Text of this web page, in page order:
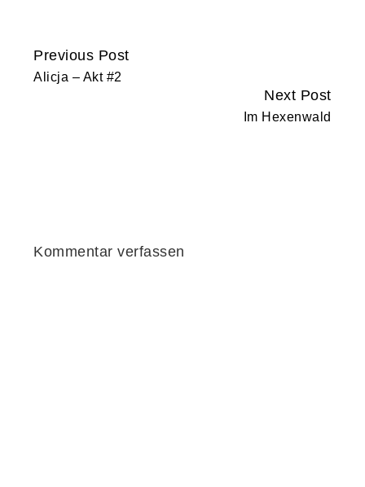
Continue
Reading
Previous Post
Alicja – Akt #2
Next Post
Im Hexenwald
Kommentar verfassen